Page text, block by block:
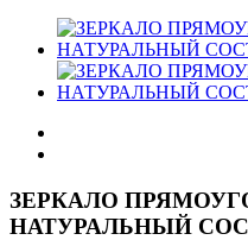
ЗЕРКАЛО
НАТУРАЛЬНЫЙ